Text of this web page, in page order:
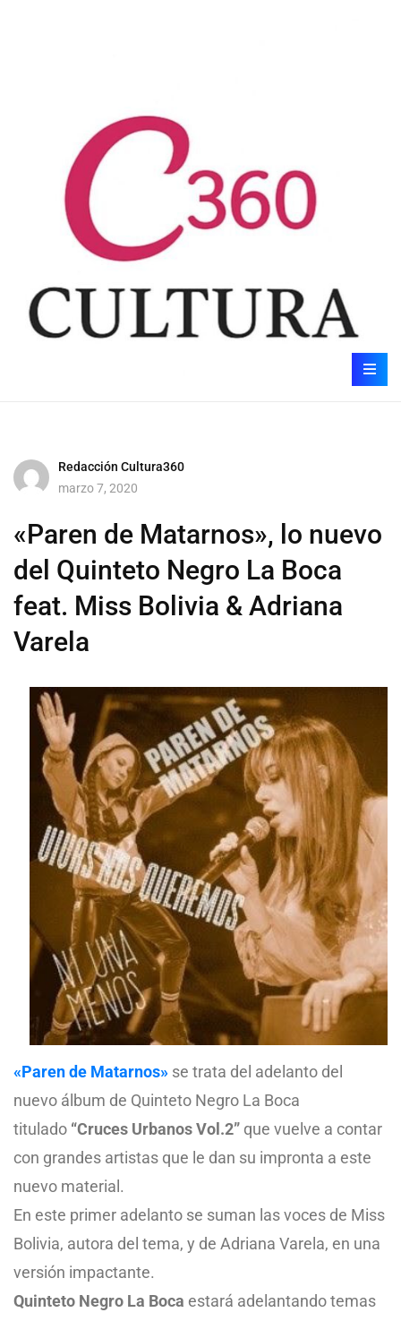
Redacción Cultura360
marzo 7, 2020
«Paren de Matarnos», lo nuevo
del Quinteto Negro La Boca
feat. Miss Bolivia & Adriana
Varela
«Paren de Matarnos» se trata del adelanto del
nuevo álbum de Quinteto Negro La Boca
titulado “Cruces Urbanos Vol.2” que vuelve a contar
con grandes artistas que le dan su impronta a este
nuevo material.
En este primer adelanto se suman las voces de Miss
Bolivia, autora del tema, y de Adriana Varela, en una
versión impactante.
Quinteto Negro La Boca estará adelantando temas